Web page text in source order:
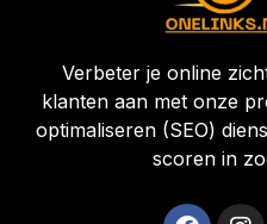
Verbeter je online
klanten aan met onze
optimaliseren (SEO)
scoren in